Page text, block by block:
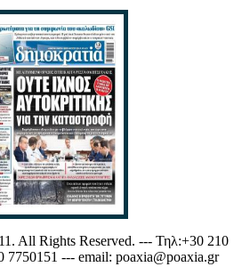
All Rights Reserved. --- Τηλ:+30 210
7750151 --- email: poaxia@poaxia.gr